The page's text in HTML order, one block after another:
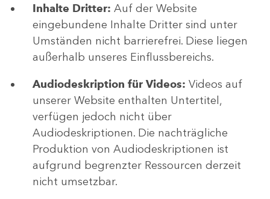
Inhalte Dritter: Auf der Website
eingebundene Inhalte Dritter sind unter
Umständen nicht barrierefrei. Diese liegen
außerhalb unseres Einflussbereichs.
Audiodeskription für Videos: Videos auf
unserer Website enthalten Untertitel,
verfügen jedoch nicht über
Audiodeskriptionen. Die nachträgliche
Produktion von Audiodeskriptionen ist
aufgrund begrenzter Ressourcen derzeit
nicht umsetzbar.